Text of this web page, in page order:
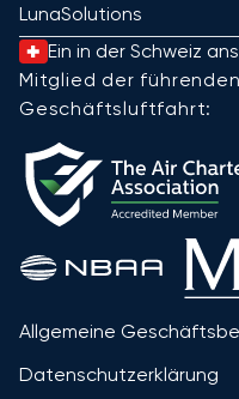
LunaSolutions
Ein in der Schweiz
Mitglied der
Geschäftsluftfahrt:
Allgemeine
Datenschutzerklärung